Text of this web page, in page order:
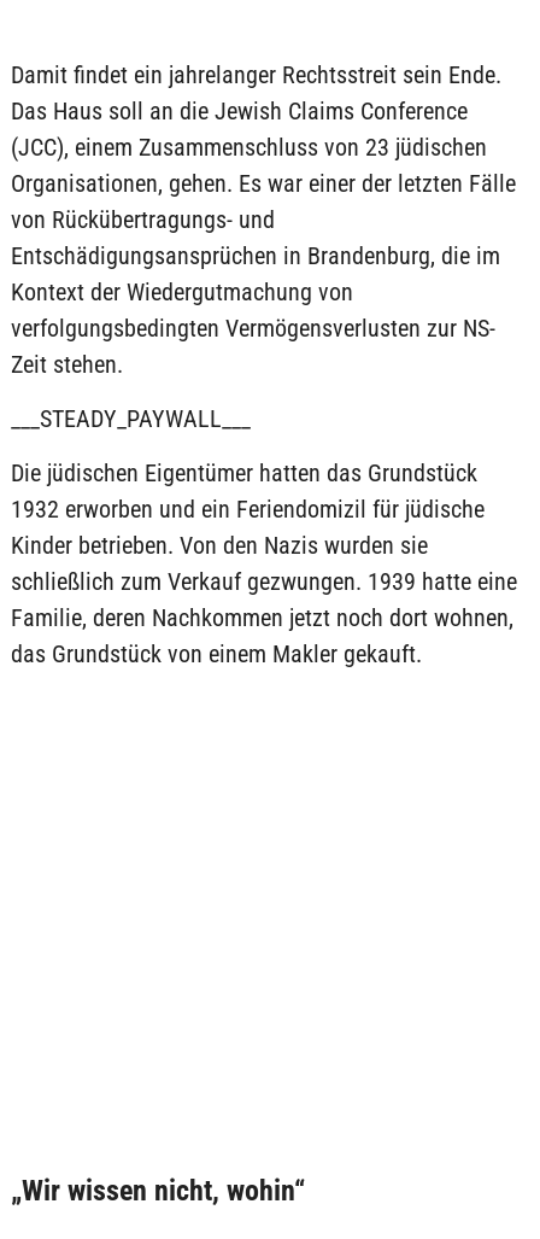
Damit findet ein jahrelanger Rechtsstreit sein Ende.
Das Haus soll an die Jewish Claims Conference
(JCC), einem Zusammenschluss von 23 jüdischen
Organisationen, gehen. Es war einer der letzten Fälle
von Rückübertragungs- und
Entschädigungsansprüchen in Brandenburg, die im
Kontext der Wiedergutmachung von
verfolgungsbedingten Vermögensverlusten zur NS-
Zeit stehen.
___STEADY_PAYWALL___
Die jüdischen Eigentümer hatten das Grundstück
1932 erworben und ein Feriendomizil für jüdische
Kinder betrieben. Von den Nazis wurden sie
schließlich zum Verkauf gezwungen. 1939 hatte eine
Familie, deren Nachkommen jetzt noch dort wohnen,
das Grundstück von einem Makler gekauft.
„Wir wissen nicht, wohin“